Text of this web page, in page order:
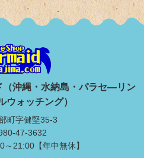
（沖縄・水納島・パラセ―リン
ウォッチング）
町字健堅35-3
47-3632
～21:00【年中無休】